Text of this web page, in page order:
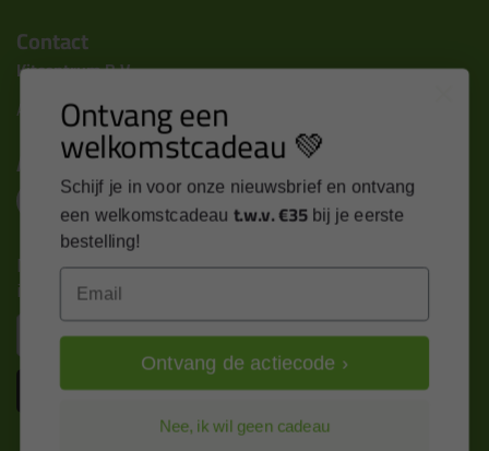
Contact
Kitcentrum B.V.
Alle contactgegevens >
Altijd op de hoogte blijven?
Nieuws, tips en exclusieve deals rechtstreeks in je
inbox
Inschrijven
Ontvang een
welkomstcadeau 💚
Schijf je in voor onze nieuwsbrief en ontvang
een welkomstcadeau t.w.v. €35 bij je eerste
bestelling!
Ontvang de actiecode ›
Nee, ik wil geen cadeau